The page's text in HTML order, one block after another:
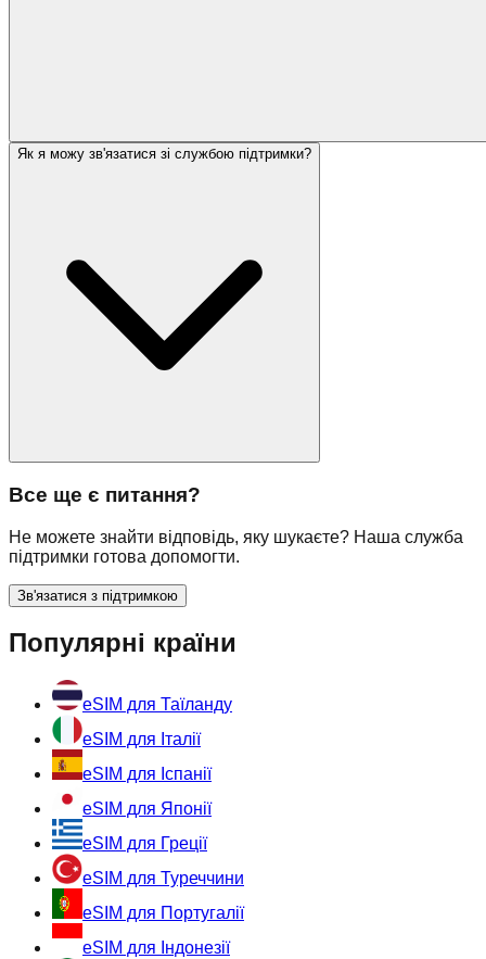
Як я можу зв'язатися зі службою підтримки?
Все ще є питання?
Не можете знайти відповідь, яку шукаєте? Наша служба
підтримки готова допомогти.
Зв'язатися з підтримкою
Популярні країни
eSIM для Таїланду
eSIM для Італії
eSIM для Іспанії
eSIM для Японії
eSIM для Греції
eSIM для Туреччини
eSIM для Португалії
eSIM для Індонезії